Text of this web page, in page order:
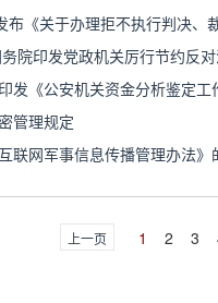
布《关于办理拒不执行判决、
院印发党政机关厉行节约反
发《公安机关资金分析鉴定
管理规定
联网军事信息传播管理办法》
上一页 1 2 3